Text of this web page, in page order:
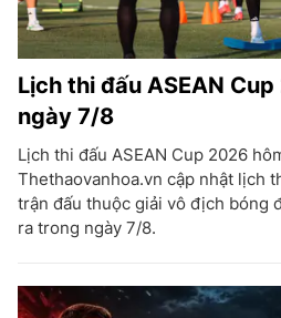
Lịch thi đấu ASEAN
ngày 7/8
Lịch thi đấu ASEAN Cup 2026
Thethaovanhoa.vn cập nhật lịch
trận đấu thuộc giải vô địch bóng
ra trong ngày 7/8.